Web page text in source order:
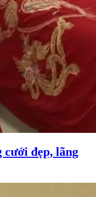
đẹp, lãng